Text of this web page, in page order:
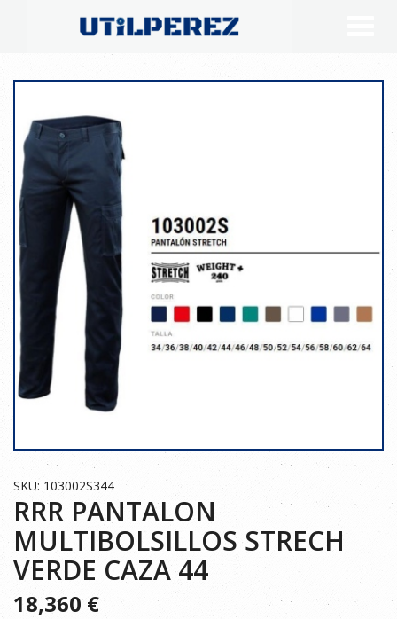
SKU: 103002S344
RRR PANTALON
MULTIBOLSILLOS STRECH
VERDE CAZA 44
18,360€